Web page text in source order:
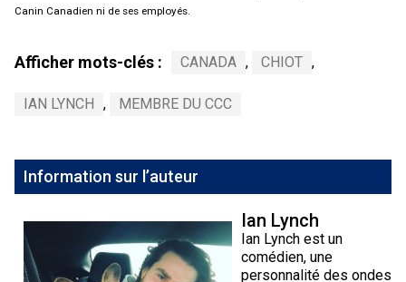
Canin Canadien ni de ses employés.
Afficher mots-clés : CANADA , CHIOT ,
IAN LYNCH , MEMBRE DU CCC
Information sur l’auteur
Ian Lynch
Ian Lynch est un
comédien, une
personnalité des ondes